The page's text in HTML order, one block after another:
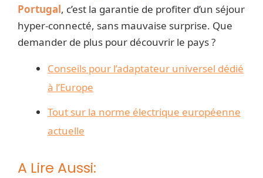
Portugal, c’est la garantie de profiter d’un séjour
hyper-connecté, sans mauvaise surprise. Que
demander de plus pour découvrir le pays ?
Conseils pour l’adaptateur universel dédié
à l’Europe
Tout sur la norme électrique européenne
actuelle
A Lire Aussi: